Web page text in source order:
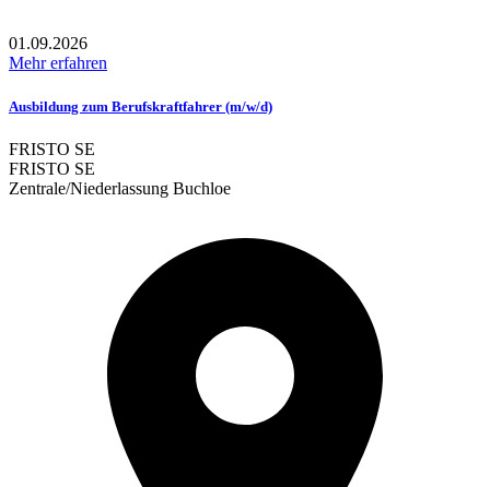
01.09.2026
Mehr erfahren
Ausbildung zum Berufskraftfahrer (m/w/d)
FRISTO SE
FRISTO SE
Zentrale/Niederlassung Buchloe